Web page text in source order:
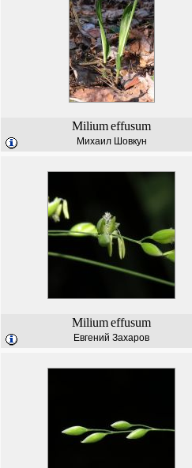
Miliumeffusum
Михаил Шовкун
Miliumeffusum
Евгений Захаров